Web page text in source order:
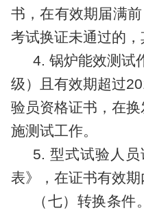
书 ，在有效期届满前
考试换证未通过的 ，
4. 锅炉能效测试
级）且有效期超过
验员资格证书，在
施测试工作。
5.型式试验人员
表》
， 在证书有效期
（七） 转换条件